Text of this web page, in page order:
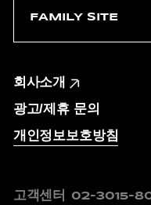
회사소개
광고/제휴 문의
개인정보보호방침
고객센터 02-3015-